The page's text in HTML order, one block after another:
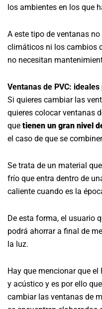
los ambientes en los que
A este tipo de ventanas
climáticos ni los cambios
no necesitan
Ventanas de PVC:
Si quieres cambiar las
quieres colocar ventanas
que tienen un gran nivel
el caso de que se
Se trata de un material
frío que entra dentro de
caliente cuando es la
De esta forma, el usuario
podrá ahorrar a final de
la luz.
Hay que mencionar que
y acústico y es por ello
cambiar las ventanas de